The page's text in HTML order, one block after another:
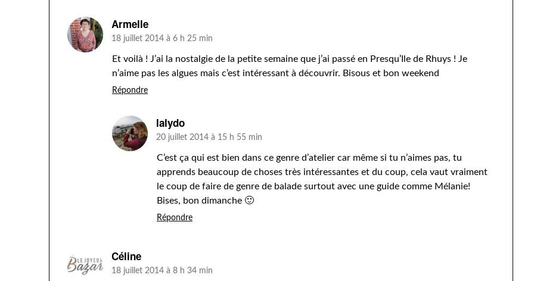
Armelle
18 juillet 2014 à 6 h 25 min
Et voilà ! J’ai la nostalgie de la petite semaine que j’ai passé en Presqu’Ile de Rhuys ! Je
n’aime pas les algues mais c’est intéressant à découvrir. Bisous et bon weekend
Répondre
lalydo
20 juillet 2014 à 15 h 55 min
C’est ça qui est bien dans ce genre d’atelier car même si tu n’aimes pas, tu
apprends beaucoup de choses très intéressantes et du coup, cela vaut vraiment
le coup de faire de genre de balade surtout avec une guide comme Mélanie!
Bises, bon dimanche 🙂
Répondre
Céline
18 juillet 2014 à 8 h 34 min